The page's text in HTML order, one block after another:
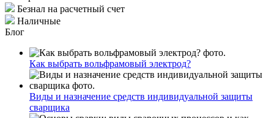
Безнал на расчетный счет
Наличные
Блог
Как выбрать вольфрамовый электрод?
Виды и назначение средств индивидуальной защиты
сварщика